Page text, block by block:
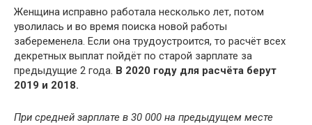
Женщина исправно работала несколько лет, потом
уволилась и во время поиска новой работы
забеременела. Если она трудоустроится, то расчёт всех
декретных выплат пойдёт по старой зарплате за
предыдущие 2 года. В 2020 году для расчёта берут
2019 и 2018.
При средней зарплате в 30 000 на предыдущем месте